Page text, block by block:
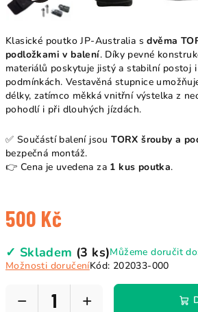
Klasické poutko JP-Australia sdvěma
podložkami v balení. Díky pevné
materiálů poskytuje jistý a stabilní postoj
podmínkách. Vestavěná stupnice
délky, zatímco měkká vnitřní výstelka z
pohodlí i při dlouhých jízdách.
✅ Součástí balení jsouTORX šrouby a
bezpečná montáž.
👉 Cena je uvedena za 1 kus poutka.
500 Kč
cena:
✓ Skladem (3 ks)Můžeme doručit
Možnosti doručeníKód: 202033-000
+
−